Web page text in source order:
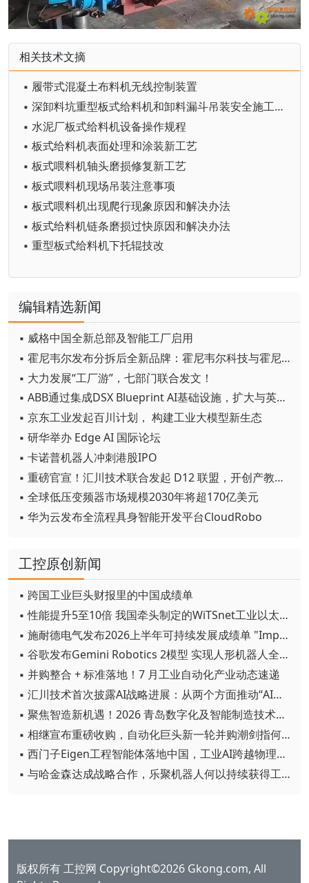
相关技术文摘
▪ 履带式混凝土布料机无线控制装置
▪ 深卸料坑重型板式给料机和卸料漏斗吊装安全施工技术研究
▪ 水泥厂板式给料机设备操作规程
▪ 板式给料机表面处理和涂装新工艺
▪ 板式喂料机轴头磨损修复新工艺
▪ 板式喂料机现场吊装注意事项
▪ 板式喂料机出现爬行现象原因和解决办法
▪ 板式给料机链条磨损过快原因和解决办法
▪ 重型板式给料机下托辊技改
编辑精选新闻
▪ 威格中国全新总部及智能工厂启用
▪ 霍尼韦尔发布分拆后全新品牌：霍尼韦尔科技与霍尼韦尔航空航天
▪ 大力发展“工厂游”，七部门联合发文！
▪ ABB通过集成DSX Blueprint AI基础设施，扩大与英伟达的合作
▪ 京东工业发起百川计划， 构建工业大模型新生态
▪ 研华举办 Edge AI 国际论坛
▪ 卡诺普机器人冲刺港股IPO
▪ 重磅官宣！汇川技术联合发起 D12 联盟，开创产教融合新范式
▪ 全球低压变频器市场规模2030年将超170亿美元
▪ 华为云发布全流程具身智能开发平台CloudRobo
工控原创新闻
▪ 跨国工业巨头财报里的中国成绩单
▪ 性能提升5至10倍 我国牵头制定的WiTSnet工业以太网国际标准正式发布
▪ 施耐德电气发布2026上半年可持续发展成绩单 "Impact 2030"路线图开局稳健
▪ 谷歌发布Gemini Robotics 2模型 实现人形机器人全身智能控制突破
▪ 并购整合 + 标准落地！7 月工业自动化产业动态速递
▪ 汇川技术首次披露AI战略进展：从两个方面推动“AI业务化”落地
▪ 聚焦智造新机遇！2026 青岛数字化及智能制造技术论坛圆满落幕
▪ 相继宣布重磅收购，自动化巨头新一轮并购潮剑指何方？
▪ 西门子Eigen工程智能体落地中国，工业AI跨越物理世界“确定性”拐点
▪ 与哈金森达成战略合作，乐聚机器人何以持续获得工业巨头青睐？
版权所有 工控网 Copyright©2026 Gkong.com, All